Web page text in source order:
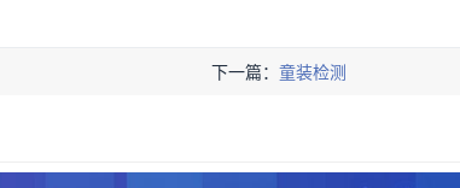
下一篇： 童装检测